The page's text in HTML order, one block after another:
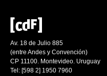
Av. 18 de Julio 885
(entre Andes y Convención)
CP 11100. Montevideo. Uruguay
Tel: [598 2] 1950 7960